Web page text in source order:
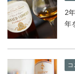
2
年